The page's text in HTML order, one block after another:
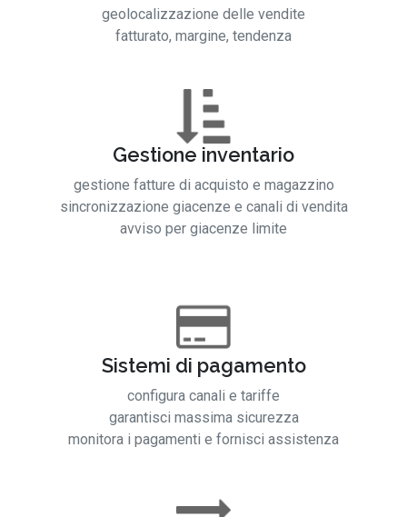
geolocalizzazione delle vendite
fatturato, margine, tendenza
Gestione inventario
gestione fatture di acquisto e magazzino
sincronizzazione giacenze e canali di vendita
avviso per giacenze limite
Sistemi di pagamento
configura canali e tariffe
garantisci massima sicurezza
monitora i pagamenti e fornisci assistenza